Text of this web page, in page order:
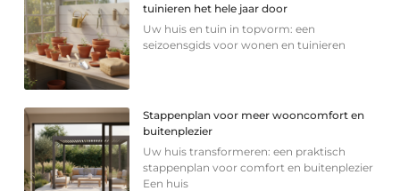
tuinieren het hele jaar door
Uw huis en tuin in topvorm: een
seizoensgids voor wonen en tuinieren
Stappenplan voor meer wooncomfort en
buitenplezier
Uw huis transformeren: een praktisch
stappenplan voor comfort en buitenplezier
Een huis